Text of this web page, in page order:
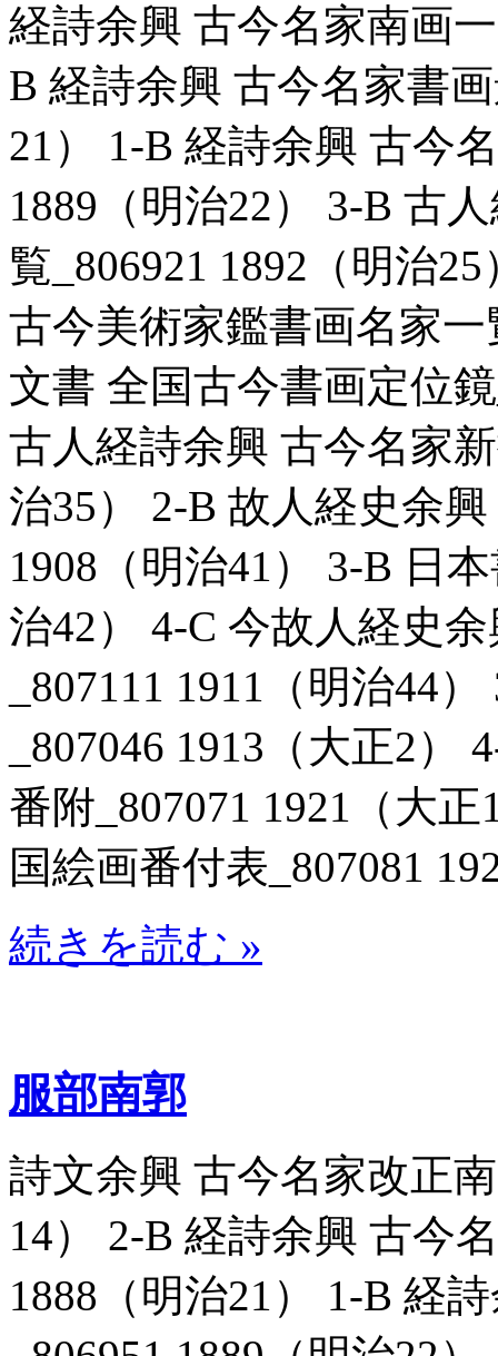
経詩余興 古今名家南画
B 経詩余興 古今名家書
21） 1-B 経詩余興 古今
1889（明治22） 3-B 古
覧_806921 1892（明治
古今美術家鑑書画名家一
文書 全国古今書画定位
古人経詩余興 古今名家
治35） 2-B 故人経史余
1908（明治41） 3-B 日
治42） 4-C 今故人経史
_807111 1911（明治44
_807046 1913（大正2
番附_807071 1921（大
国絵画番付表_807081
続きを読む »
服部南郭
詩文余興 古今名家改正
14） 2-B 経詩余興 古今
1888（明治21） 1-B 経